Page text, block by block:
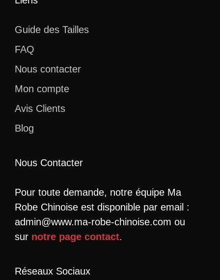
Guide des Tailles
FAQ
Nous contacter
Mon compte
Avis Clients
Blog
Nous Contacter
Pour toute demande, notre équipe Ma
Robe Chinoise est disponible par email :
admin@www.ma-robe-chinoise.com ou
sur notre page contact.
Réseaux Sociaux